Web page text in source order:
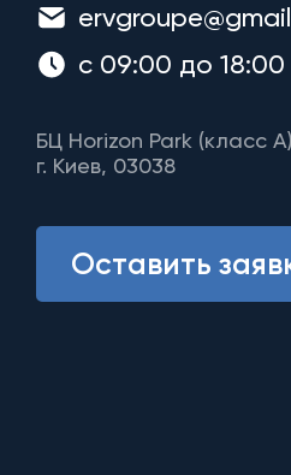
с 09:00 до 18:00
БЦ Horizon Park (класс
г. Киев, 03038
Оставить